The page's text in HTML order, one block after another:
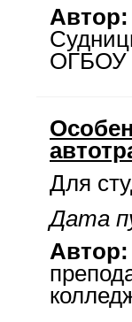
Автор:
ОГБОУ
Для
Дата
Автор: